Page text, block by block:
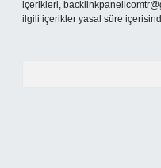
içerikleri,
ilgili içerikler yasal süre